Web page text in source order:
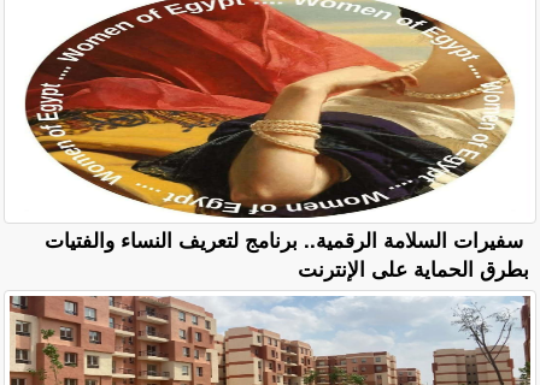
سفيرات السلامة الرقمية.. برنامج لتعريف النساء والفتيات
بطرق الحماية على الإنترنت